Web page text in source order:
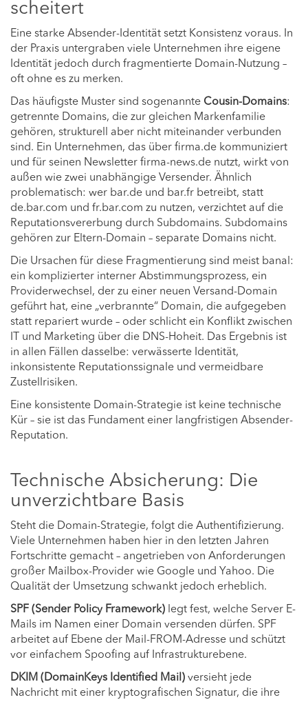
scheitert
Eine starke Absender-Identität setzt Konsistenz voraus. In
der Praxis untergraben viele Unternehmen ihre eigene
Identität jedoch durch fragmentierte Domain-Nutzung –
oft ohne es zu merken.
Das häufigste Muster sind sogenannte Cousin-Domains:
getrennte Domains, die zur gleichen Markenfamilie
gehören, strukturell aber nicht miteinander verbunden
sind. Ein Unternehmen, das über firma.de kommuniziert
und für seinen Newsletter firma-news.de nutzt, wirkt von
außen wie zwei unabhängige Versender. Ähnlich
problematisch: wer bar.de und bar.fr betreibt, statt
de.bar.com und fr.bar.com zu nutzen, verzichtet auf die
Reputationsvererbung durch Subdomains. Subdomains
gehören zur Eltern-Domain – separate Domains nicht.
Die Ursachen für diese Fragmentierung sind meist banal:
ein komplizierter interner Abstimmungsprozess, ein
Providerwechsel, der zu einer neuen Versand-Domain
geführt hat, eine „verbrannte“ Domain, die aufgegeben
statt repariert wurde – oder schlicht ein Konflikt zwischen
IT und Marketing über die DNS-Hoheit. Das Ergebnis ist
in allen Fällen dasselbe: verwässerte Identität,
inkonsistente Reputationssignale und vermeidbare
Zustellrisiken.
Eine konsistente Domain-Strategie ist keine technische
Kür – sie ist das Fundament einer langfristigen Absender-
Reputation.
Technische Absicherung: Die
unverzichtbare Basis
Steht die Domain-Strategie, folgt die Authentifizierung.
Viele Unternehmen haben hier in den letzten Jahren
Fortschritte gemacht – angetrieben von Anforderungen
großer Mailbox-Provider wie Google und Yahoo. Die
Qualität der Umsetzung schwankt jedoch erheblich.
SPF (Sender Policy Framework) legt fest, welche Server E-
Mails im Namen einer Domain versenden dürfen. SPF
arbeitet auf Ebene der Mail-FROM-Adresse und schützt
vor einfachem Spoofing auf Infrastrukturebene.
DKIM (DomainKeys Identified Mail) versieht jede
Nachricht mit einer kryptografischen Signatur, die ihre